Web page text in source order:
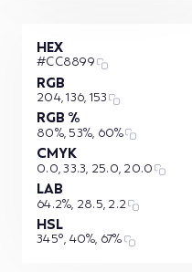
HEX
#CC8899
RGB
204, 136, 153
RGB %
80%, 53%, 60%
CMYK
0.0, 33.3, 25.0, 20.0
LAB
64.2%, 28.5, 2.2
HSL
345°, 40%, 67%